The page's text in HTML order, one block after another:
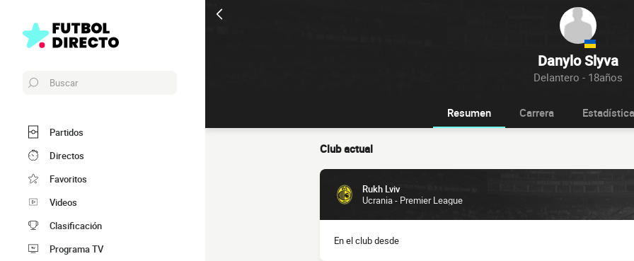
Danylo Slyva
Delantero - 18años
Buscar
Partidos
Directos
Favoritos
Videos
Clasificación
Programa TV
Resumen Carrera
Club actual
Rukh Lviv
Ucrania - Premier League
En el club desde